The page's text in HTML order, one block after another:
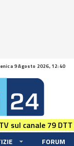
9 Agosto 2026, 12:40
sul canale 79
FORUM